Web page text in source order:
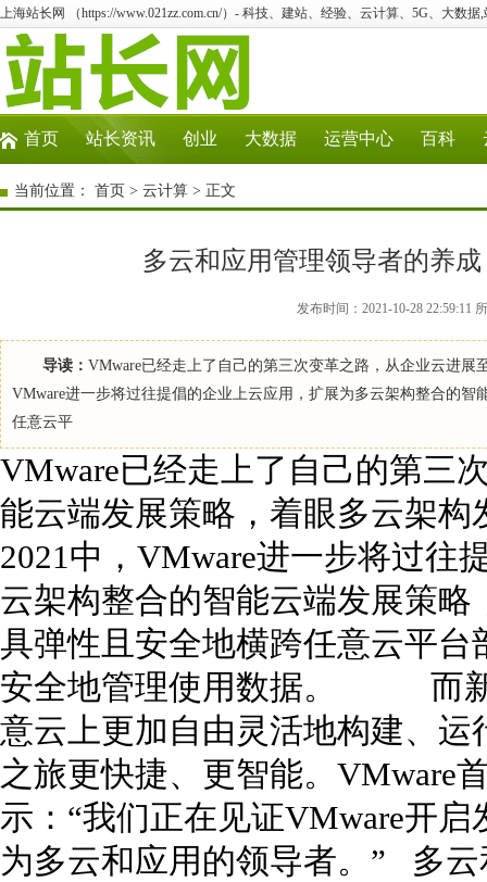
上海站长网 （https://www.021zz.com.cn/）- 科技、建站、经验、云计算、5G、大数据
首页 站长资讯 创业 大数据 运营中心 百科
当前位置： 首页 > 云计算 > 正文
多云和应用管理领导者的养
发布时间：2021-10-28 22:59:11
导读： VMware已经走上了自己的第三次变革之路，从企业云进
VMware进一步将过往提倡的企业上云应用，扩展为多云架构整合的
任意云平
VMware已经走上了自己的第三
能云端发展策略，着眼多云
2021中，VMware进一步将过往
云架构整合的智能云端发展策
具弹性且安全地横跨任意云平
安全地管理使用数据。 而新
意云上更加自由灵活地构建、
之旅更快捷、更智能。VMware
示：“我们正在见证VMware开
为多云和应用的领导者。” 多